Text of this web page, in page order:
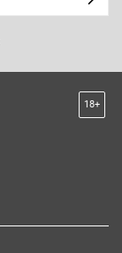
18+